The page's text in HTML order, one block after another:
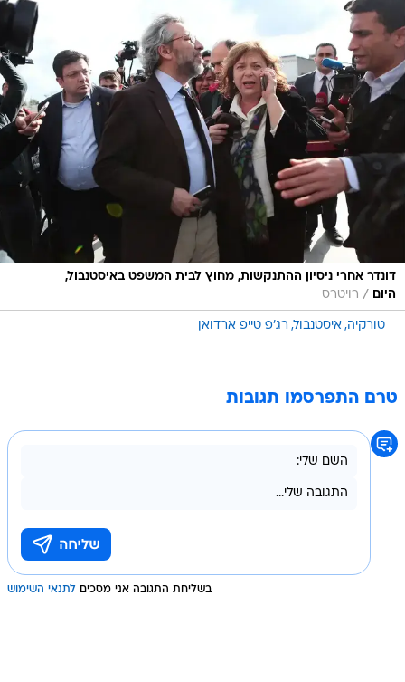
דונדר אחרי ניסיון ההתנקשות, מחוץ לבית המשפט באיסטנבול,
היום
/ רויטרס
טורקיה איסטנבול רג'פ טייפ ארדואן
טרם התפרסמו תגובות
בשליחת התגובה אני מסכים לתנאי השימוש